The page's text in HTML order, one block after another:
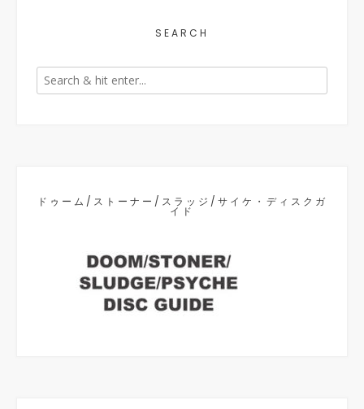
SEARCH
ドゥーム/ストーナー/スラッジ/サイケ・ディスクガ
イド